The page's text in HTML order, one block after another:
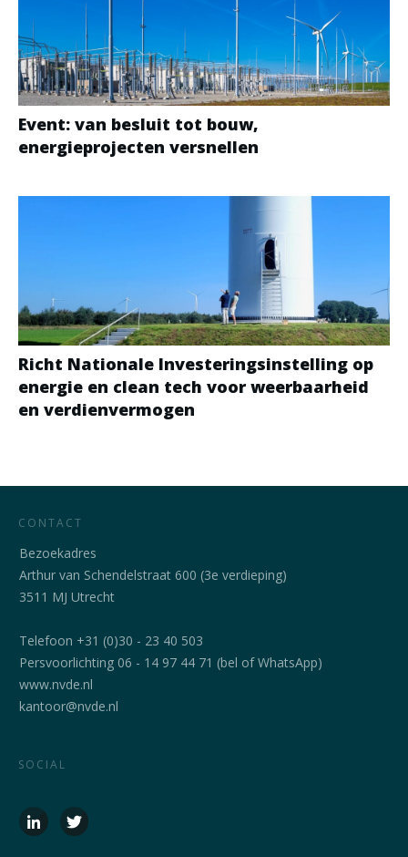
Event: van besluit tot bouw,
energieprojecten versnellen
Richt Nationale Investeringsinstelling op
energie en clean tech voor weerbaarheid
en verdienvermogen
CONTACT
Bezoekadres
Arthur van Schendelstraat 600 (3e verdieping)
3511 MJ Utrecht
Telefoon +31 (0)30 - 23 40 503
Persvoorlichting 06 - 14 97 44 71 (bel of WhatsApp)
www.nvde.nl
kantoor@nvde.nl
SOCIAL